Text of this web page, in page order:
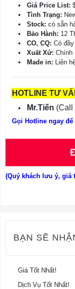
Giá Price List:
Tình Trạng:
Stock: có sẵn
Bảo Hành: 12
CO, CQ: Có
Xuất Xứ: Chính
Made in: Liên
HOTLINE TƯ
Mr.Tiến (Call
Gọi Hotline ngay
(Quý khách lưu ý, giá
BẠN SẼ
Giá Tốt Nhất!
Dịch Vụ Tốt Nhất!